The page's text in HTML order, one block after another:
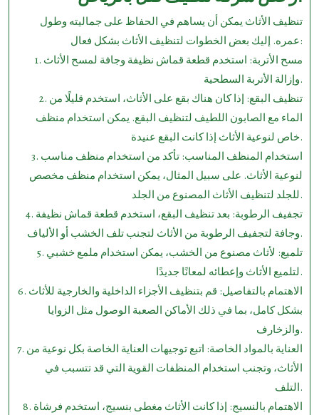
تنظيف الأثاث يمكن أن يساهم في الحفاظ على جماليته وطول
عمره. إليك بعض الخطوات لتنظيف الأثاث بشكل فعال:
1. مسح الأتربة: استخدم قطعة قماش نظيفة وجافة لمسح الأثاث
وإزالة الأتربة السطحية.
2. تنظيف البقع: إذا كان هناك بقع على الأثاث، استخدم قليلًا من
الماء مع الصابون اللطيف لتنظيف البقع. يمكن استخدام منظف
خاص لنوعية الأثاث إذا كانت البقع عنيدة.
3. استخدام المنظف المناسب: تأكد من استخدام منظف مناسب
لنوعية الأثاث. على سبيل المثال، يمكن استخدام منظف مخصص
للجلد لتنظيف الأثاث المصنوع من الجلد.
4. تجفيف الرطوبة: بعد تنظيف البقع، استخدم قطعة قماش نظيفة
وجافة لتجفيف الرطوبة من الأثاث لتجنب تلف الخشب أو الألياف.
5. تلميع: لأثاث مصنوع من الخشب، يمكن استخدام ملمع خشبي
لتلميع الأثاث وإعطائه لمعانًا جديدًا.
6. الاهتمام بالتفاصيل: قم بتنظيف الأجزاء الداخلية والخارجية للأثاث
بشكل كامل، بما في ذلك الأماكن الصعبة الوصول مثل الزوايا
والزخارف.
7. العناية بالمواد الخاصة: اتبع توجيهات العناية الخاصة بكل نوعية من
الأثاث، وتجنب استخدام المنظفات القوية التي قد تتسبب في
التلف.
8. الاهتمام بالنسيج: إذا كانت الأثاث مغطى بنسيج، استخدم فرشاة